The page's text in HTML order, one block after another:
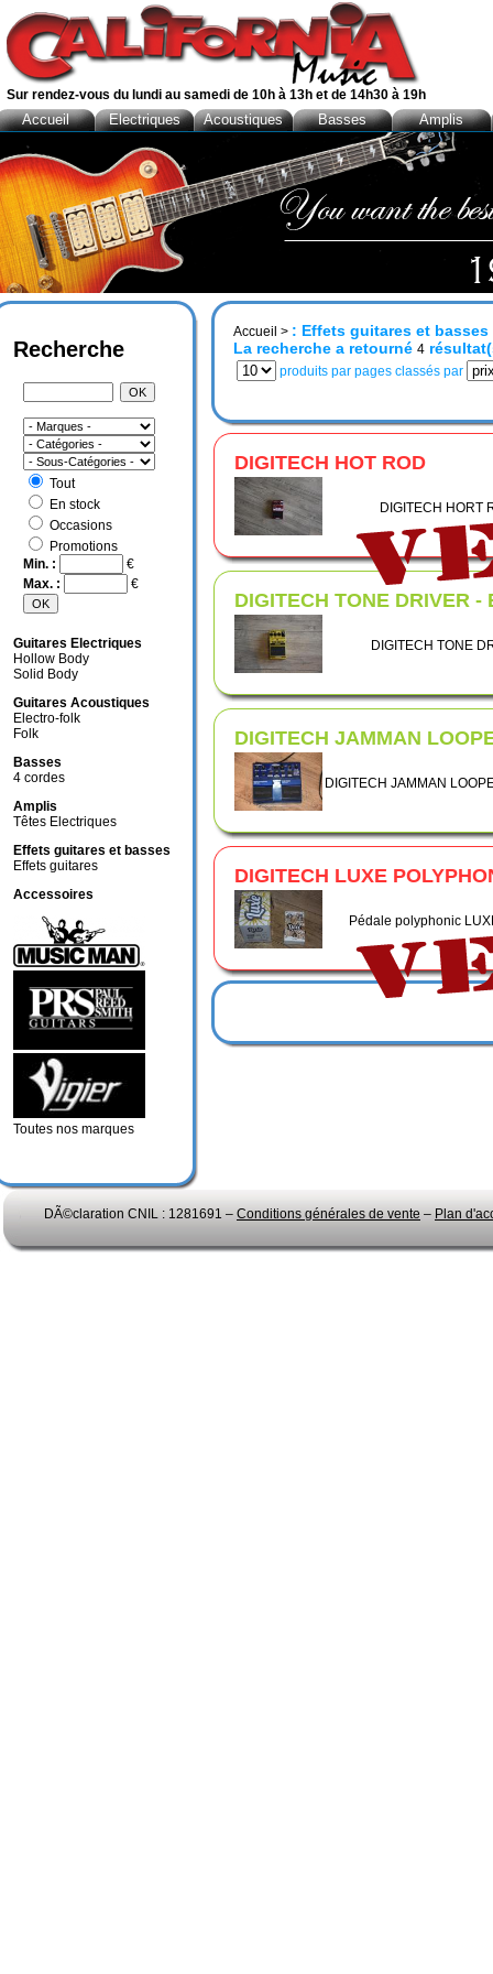
Accueil > : Effets guitares et basses
La recherche a retourné 4
produits par pages classés par
DIGITECH HOT ROD
DIGITECH HORT
DIGITECH TONE DRIVER -
DIGITECH TONE
DIGITECH JAMMAN
DIGITECH JAMMAN
DIGITECH LUXE
Pédale polyphonic
Recherche
Tout
En stock
Occasions
Promotions
Min. :
€
Max. :
€
Guitares Electriques
Hollow Body
Solid Body
Guitares Acoustiques
Electro-folk
Folk
Basses
4 cordes
Amplis
Têtes Electriques
Effets guitares et basses
Effets guitares
Accessoires
Toutes nos marques
DÃ©claration CNIL : 1281691 – Conditions générales de vente – Plan
Sur rendez-vous du lundi au samedi de 10h à 13h et de 14h30 à 19h
Accueil Electriques Acoustiques Basses Amplis